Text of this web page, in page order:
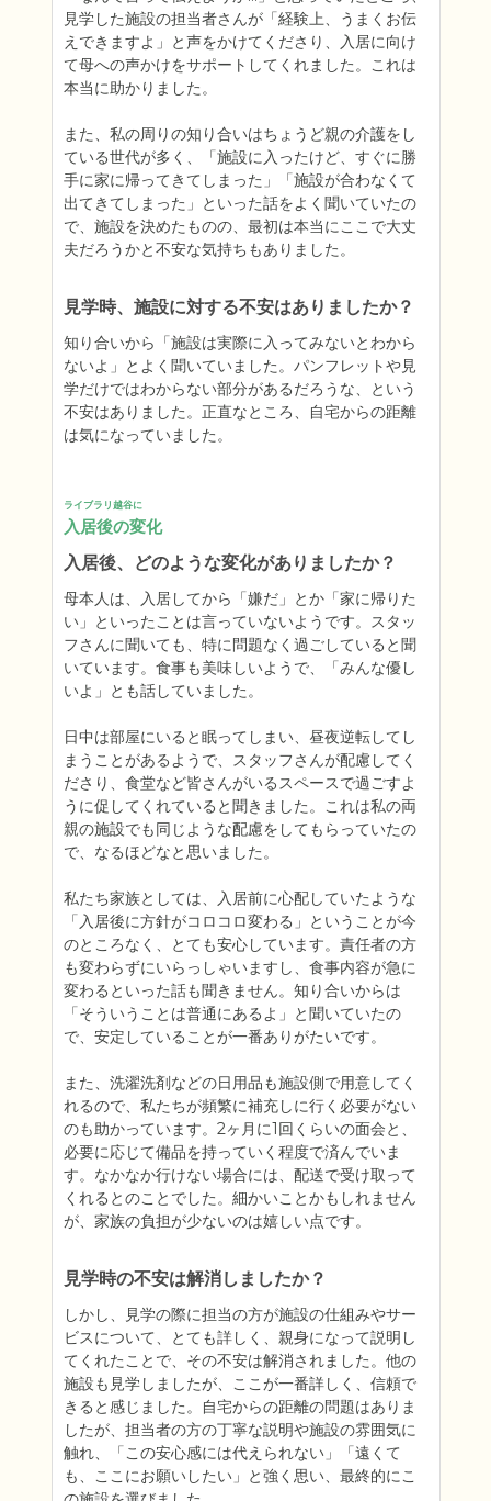
見学した施設の担当者さんが「経験上、うまくお伝
えできますよ」と声をかけてくださり、入居に向け
て母への声かけをサポートしてくれました。これは
本当に助かりました。
また、私の周りの知り合いはちょうど親の介護をし
ている世代が多く、「施設に入ったけど、すぐに勝
手に家に帰ってきてしまった」「施設が合わなくて
出てきてしまった」といった話をよく聞いていたの
で、施設を決めたものの、最初は本当にここで大丈
見学時、施設に対する不安はありましたか？
知り合いから「施設は実際に入ってみないとわから
ないよ」とよく聞いていました。パンフレットや見
学だけではわからない部分があるだろうな、という
不安はありました。正直なところ、自宅からの距離
は気になっていました。
ライブラリ越谷に
入居後の変化
入居後、どのような変化がありましたか？
母本人は、入居してから「嫌だ」とか「家に帰りた
い」といったことは言っていないようです。スタッ
フさんに聞いても、特に問題なく過ごしていると聞
いています。食事も美味しいようで、「みんな優し
いよ」とも話していました。
日中は部屋にいると眠ってしまい、昼夜逆転してし
まうことがあるようで、スタッフさんが配慮してく
ださり、食堂など皆さんがいるスペースで過ごすよ
うに促してくれていると聞きました。これは私の両
親の施設でも同じような配慮をしてもらっていたの
で、なるほどなと思いました。
私たち家族としては、入居前に心配していたような
「入居後に方針がコロコロ変わる」ということが今
のところなく、とても安心しています。責任者の方
も変わらずにいらっしゃいますし、食事内容が急に
変わるといった話も聞きません。知り合いからは
「そういうことは普通にあるよ」と聞いていたの
で、安定していることが一番ありがたいです。
また、洗濯洗剤などの日用品も施設側で用意してく
れるので、私たちが頻繁に補充しに行く必要がない
のも助かっています。2ヶ月に1回くらいの面会と、
必要に応じて備品を持っていく程度で済んでいま
す。なかなか行けない場合には、配送で受け取って
くれるとのことでした。細かいことかもしれません
見学時の不安は解消しましたか？
しかし、見学の際に担当の方が施設の仕組みやサー
ビスについて、とても詳しく、親身になって説明し
てくれたことで、その不安は解消されました。他の
施設も見学しましたが、ここが一番詳しく、信頼で
きると感じました。自宅からの距離の問題はありま
したが、担当者の方の丁寧な説明や施設の雰囲気に
触れ、「この安心感には代えられない」「遠くて
も、ここにお願いしたい」と強く思い、最終的にこ